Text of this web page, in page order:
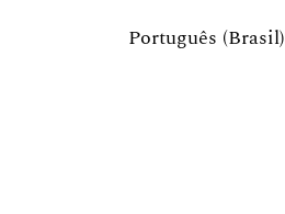
Português (Brasil)